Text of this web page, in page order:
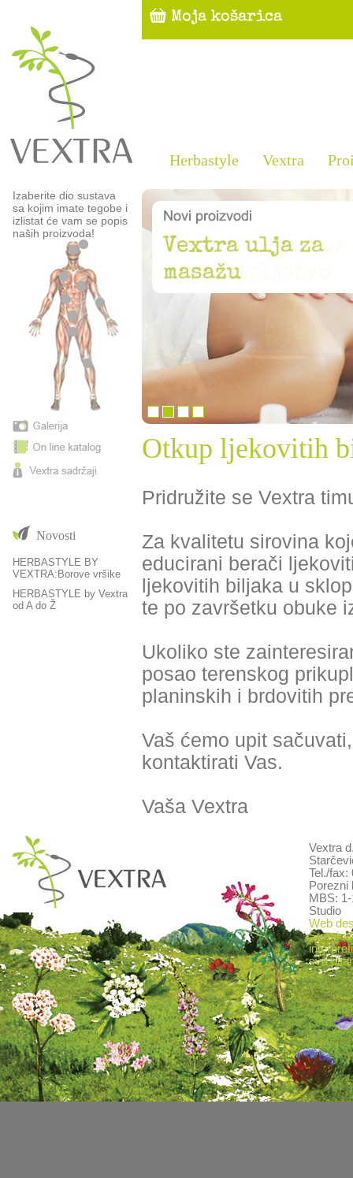
Herbastyle Vextra
Izaberite dio sustava
sa kojim imate tegobe i
izlistat će vam se popis
naših proizvoda!
Novosti
HERBASTYLE BY
VEXTRA:Borove vršike
HERBASTYLE by Vextra
od A do Ž
Otkup ljekovitih
Pridružite se Vextra
Za kvalitetu sirovina
educirani berači
ljekovitih biljaka u
te po završetku obuke
Ukoliko ste
posao terenskog
planinskih i brdovitih
Vaš ćemo upit
kontaktirati Vas.
Vaša Vextra
Vextra
Tel./fax:
Porezni
MBS:
Studio
Web
sva